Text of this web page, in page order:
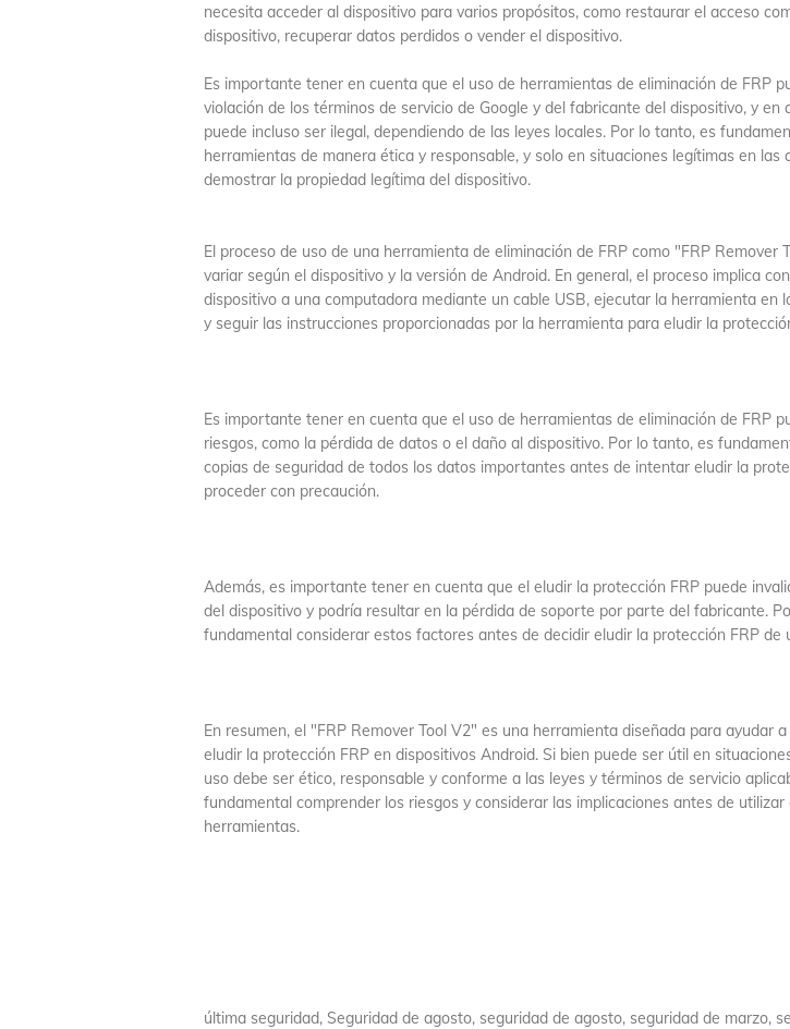
necesita acceder al dispositivo para varios propósitos, como restaurar el acceso
dispositivo, recuperar datos perdidos o vender el dispositivo.
Es importante tener en cuenta que el uso de herramientas de eliminación de FRP
violación de los términos de servicio de Google y del fabricante del dispositivo, y en
puede incluso ser ilegal, dependiendo de las leyes locales. Por lo tanto, es
herramientas de manera ética y responsable, y solo en situaciones legítimas en las
demostrar la propiedad legítima del dispositivo.
El proceso de uso de una herramienta de eliminación de FRP como "FRP Remover
variar según el dispositivo y la versión de Android. En general, el proceso implica
dispositivo a una computadora mediante un cable USB, ejecutar la herramienta en
y seguir las instrucciones proporcionadas por la herramienta para eludir la
Es importante tener en cuenta que el uso de herramientas de eliminación de FRP
riesgos, como la pérdida de datos o el daño al dispositivo. Por lo tanto, es
copias de seguridad de todos los datos importantes antes de intentar eludir la
proceder con precaución.
Además, es importante tener en cuenta que el eludir la protección FRP puede
del dispositivo y podría resultar en la pérdida de soporte por parte del fabricante.
fundamental considerar estos factores antes de decidir eludir la protección FRP de
En resumen, el "FRP Remover Tool V2" es una herramienta diseñada para ayudar
eludir la protección FRP en dispositivos Android. Si bien puede ser útil en
uso debe ser ético, responsable y conforme a las leyes y términos de servicio
fundamental comprender los riesgos y considerar las implicaciones antes de
herramientas.
última seguridad, Seguridad de agosto, seguridad de agosto, seguridad de marzo,